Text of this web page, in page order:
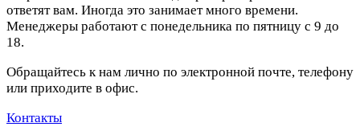
ответят вам. Иногда это занимает много времени.
Менеджеры работают с понедельника по пятницу с 9 до
18.
Обращайтесь к нам лично по электронной почте, телефону
или приходите в офис.
Контакты